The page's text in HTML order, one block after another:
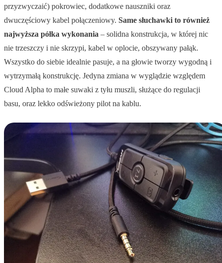
przyzwyczaić) pokrowiec, dodatkowe nauszniki oraz
dwuczęściowy kabel połączeniowy. Same słuchawki to również
najwyższa półka wykonania – solidna konstrukcja, w której nic
nie trzeszczy i nie skrzypi, kabel w oplocie, obszywany pałąk.
Wszystko do siebie idealnie pasuje, a na głowie tworzy wygodną i
wytrzymałą konstrukcję. Jedyna zmiana w wyglądzie względem
Cloud Alpha to małe suwaki z tyłu muszli, służące do regulacji
basu, oraz lekko odświeżony pilot na kablu.